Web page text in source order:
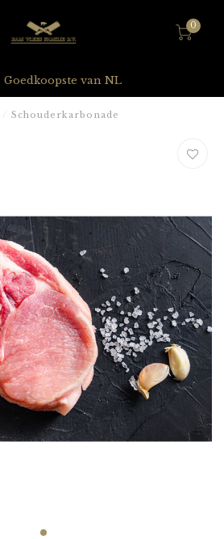
0
Goedkoopste van NL
Schouderkarbonade